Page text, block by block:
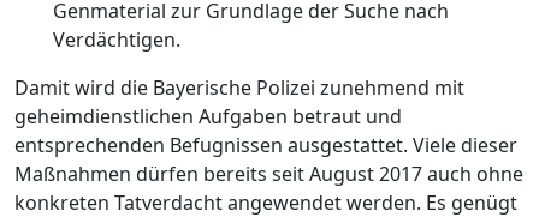
Genmaterial zur Grundlage der Suche nach
Verdächtigen.
Damit wird die Bayerische Polizei zunehmend mit
geheimdienstlichen Aufgaben betraut und
entsprechenden Befugnissen ausgestattet. Viele dieser
Maßnahmen dürfen bereits seit August 2017 auch ohne
konkreten Tatverdacht angewendet werden. Es genügt